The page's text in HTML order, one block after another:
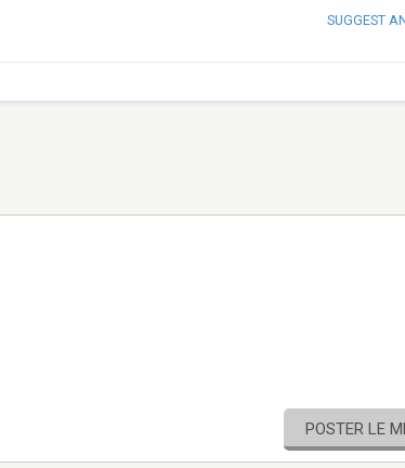
SUGGEST
POSTER LE